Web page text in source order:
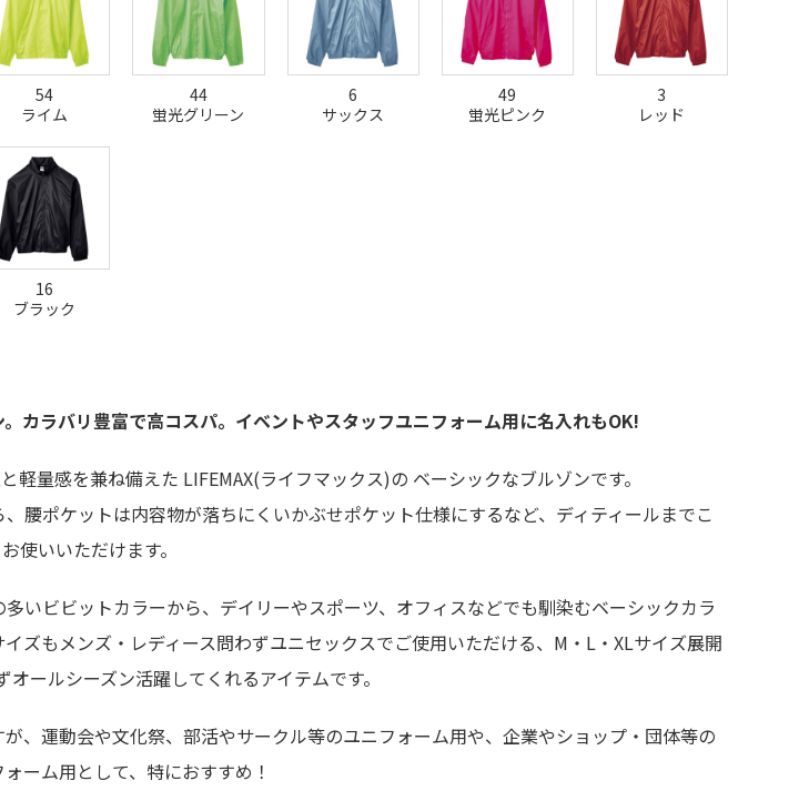
54
ライム
44
蛍光グリーン
6
サックス
49
蛍光ピンク
3
レッド
16
ブラック
カラバリ豊富で高コスパ。イベントやスタッフユニフォーム用に名入れもOK!
量感を兼ね備えた LIFEMAX(ライフマックス)の ベーシックなブルゾンです。
腰ポケットは内容物が落ちにくいかぶせポケット仕様にするなど、ディティールまでこ
使いいただけます。
いビビットカラーから、デイリーやスポーツ、オフィスなどでも馴染むベーシックカラ
ズもメンズ・レディース問わずユニセックスでご使用いただける、M・L・XLサイズ展開
ールシーズン活躍してくれるアイテムです。
、運動会や文化祭、部活やサークル等のユニフォーム用や、企業やショップ・団体等の
ーム用として、特におすすめ！